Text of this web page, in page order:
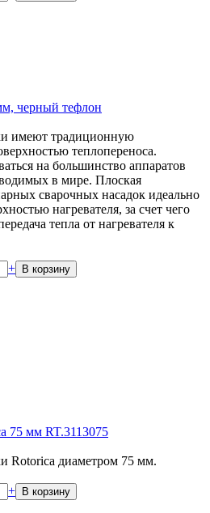
черный тефлон
имеют традиционную
теплопереноса.
на большинство аппаратов
в мире. Плоская
сварочных насадок идеально
нагревателя, за счет чего
тепла от нагревателя к
+ В корзину
75 мм RT.3113075
Rotorica диаметром 75 мм.
+ В корзину